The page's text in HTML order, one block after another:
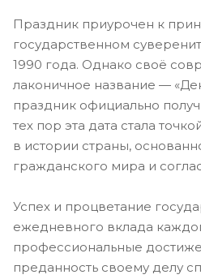
Праздник приурочен к
государственном
1990 года. Однако своё
лаконичное название —
праздник официально
тех пор эта дата стала
в истории страны,
гражданского мира и
Успех и процветание
ежедневного вклада
профессиональные
преданность своему делу